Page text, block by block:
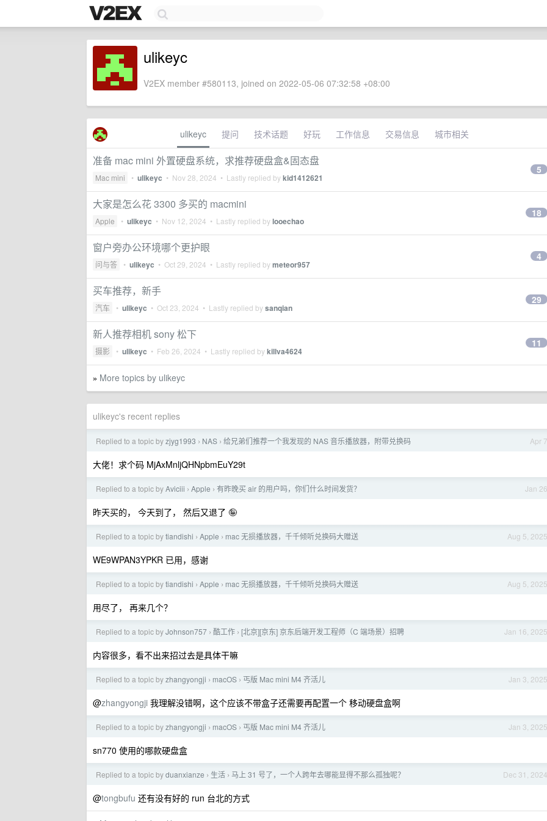
ulikeyc
V2EX member #580113, joined on 2022-05-06 07:32:58 +08:00
ulikeyc 提问 技术话题 好玩 工作信息 交易信息 城市相关
准备 mac mini 外置硬盘系统，求推荐硬盘盒&固态盘
Mac mini • ulikeyc • Nov 28, 2024 • Lastly replied bykid1412621
5
大家是怎么花 3300 多买的 macmini
Apple • ulikeyc • Nov 12, 2024 • Lastly replied bylooechao
18
窗户旁办公环境哪个更护眼
问与答 • ulikeyc • Oct 29, 2024 • Lastly replied bymeteor957
4
买车推荐，新手
汽车 • ulikeyc • Oct 23, 2024 • Lastly replied bysanqian
29
新人推荐相机 sony 松下
摄影 • ulikeyc • Feb 26, 2024 • Lastly replied bykillva4624
11
» More topics by ulikeyc
ulikeyc's recent replies
Apr 7
Replied to a topic byzjyg1993 › NAS › 给兄弟们推荐一个我发现的 NAS 音乐播放器，附带兑换码
大佬！求个码 MjAxMnljQHNpbmEuY29t
Jan 26
Replied to a topic byAviciii › Apple › 有昨晚买 air 的用户吗，你们什么时间发货？
昨天买的， 今天到了， 然后又退了 🤪
Aug 5, 2025
Replied to a topic bytiandishi › Apple › mac 无损播放器，千千倾听兑换码大赠送
WE9WPAN3YPKR 已用，感谢
Aug 5, 2025
Replied to a topic bytiandishi › Apple › mac 无损播放器，千千倾听兑换码大赠送
用尽了， 再来几个？
Jan 16, 2025
Replied to a topic byJohnson757 › 酷工作 › [北京][京东] 京东后端开发工程师（C 端场景）招聘
内容很多，看不出来招过去是具体干嘛
Jan 3, 2025
Replied to a topic byzhangyongji › macOS › 丐版 Mac mini M4 齐活儿
@zhangyongji 我理解没错啊，这个应该不带盒子还需要再配置一个 移动硬盘盒啊
Jan 3, 2025
Replied to a topic byzhangyongji › macOS › 丐版 Mac mini M4 齐活儿
sn770 使用的哪款硬盘盒
Dec 31, 2024
Replied to a topic byduanxianze › 生活 › 马上 31 号了，一个人跨年去哪能显得不那么孤独呢？
@tongbufu 还有没有好的 run 台北的方式